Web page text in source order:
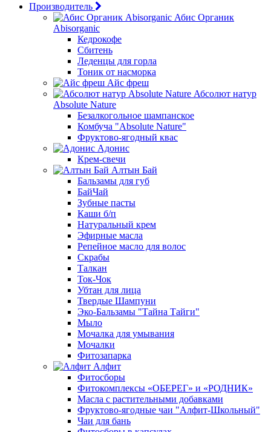
Производитель
Абис Органик
Abisorganic
Кедрокофе
Сбитень
Леденцы для горла
Тоник от насморка
Айс фреш
Абсолют натур
Absolute Nature
Безалкогольное шампанское
Комбуча "Absolute Nature"
Фруктово-ягодный квас
Адонис
Крем-свечи
Алтын Бай
Бальзамы для губ
БайЧай
Зубные пасты
Каши б/п
Натуральный крем
Эфирные масла
Репейное масло для волос
Скрабы
Талкан
Ток-Чок
Убтан для лица
Твердые Шампуни
Эко-Бальзамы "Тайна Тайги"
Мыло
Мочалка для умывания
Мочалки
Фитозапарка
Алфит
Фитосборы
Фитокомплексы «ОБЕРЕГ» и «РОДНИК»
Масла с растительными добавками
Фруктово-ягодные чаи "Алфит-Школьный"
Чаи для бань